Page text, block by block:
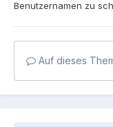
Benutzernamen zu
Auf dieses